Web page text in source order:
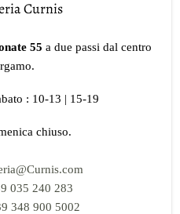
Curnis
55 a due passi dal centro
: 10-13 | 15-19
chiuso.
035 240 283
348 900 5002